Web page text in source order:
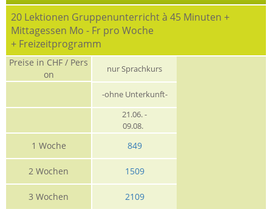
20 Lektionen Gruppenunterricht à 45 Minuten +
Mittagessen Mo - Fr pro Woche
+ Freizeitprogramm
Preise in CHF / Pers
on
nur Sprachkurs
-ohne Unterkunft-
21.06. -
09.08.
1 Woche 849
2 Wochen 1509
3 Wochen 2109